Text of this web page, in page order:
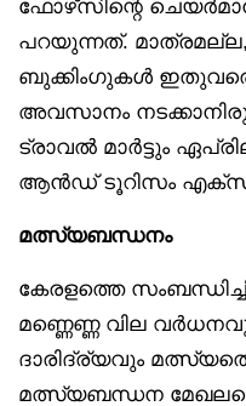
ഫോഴ്‌സിന്റെ
പറയുന്നത്.
ബുക്കിംഗുകൾ ഇതുവരെ
അവസാനം
ട്രാവൽ മാർട്ടും
ആൻഡ് ടൂറിസം
മത്സ്യബന്ധനം
കേരളത്തെ
മണ്ണെണ്ണ വില
ദാരിദ്ര്യവും
മത്സ്യബന്ധന